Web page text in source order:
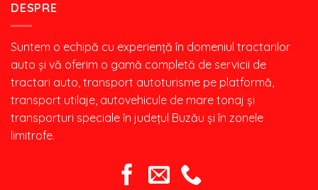
DESPRE
Suntem o echipă cu experiență în domeniul tractarilor
auto și vă oferim o gamă completă de servicii de
tractari auto, transport autoturisme pe platformă,
transport utilaje, autovehicule de mare tonaj şi
transporturi speciale în județul Buzău și în zonele
limitrofe.